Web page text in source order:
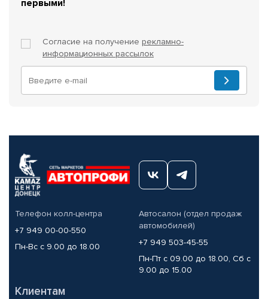
первыми!
Согласие на получение рекламно-
информационных рассылок
Телефон колл-центра
+7 949 00-00-550
Пн-Вс с 9.00 до 18.00
Автосалон (отдел продаж
автомобилей)
+7 949 503-45-55
Пн-Пт с 09.00 до 18.00, Сб с
9.00 до 15.00
Клиентам